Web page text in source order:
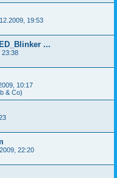
19:53
...
23:38
10:17
& Co)
22:20